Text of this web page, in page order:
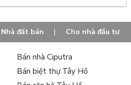
Nhà đất bán | Cho nhà đầu tư
Bán nhà Ciputra
Bán biệt thự Tây Hồ